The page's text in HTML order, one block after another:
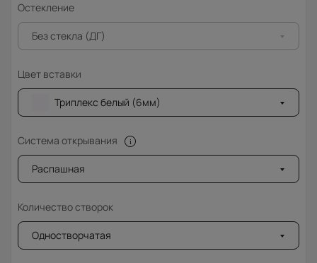
Остекление
Без стекла (ДГ)
Цвет вставки
Триплекс белый (6мм)
Система открывания
Распашная
Количество створок
Одностворчатая